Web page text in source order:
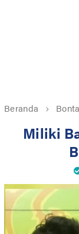
Beranda
Miliki